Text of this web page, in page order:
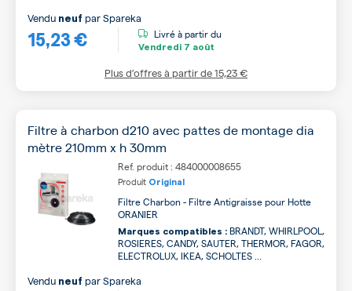
15,23 €
Vendu neuf parSpareka
Livré à partir du
Vendredi 7 août
Plus d’offres à partir de15,23 €
Filtre à charbon d210 avec pattes de montage dia
mètre 210mm x h 30mm
Ref. produit : 484000008655
Produit Original
Filtre Charbon - Filtre Antigraisse pour Hotte
ORANIER
Marques compatibles : BRANDT, WHIRLPOOL,
ROSIERES, CANDY, SAUTER, THERMOR, FAGOR,
ELECTROLUX, IKEA, SCHOLTES ...
Vendu neuf parSpareka